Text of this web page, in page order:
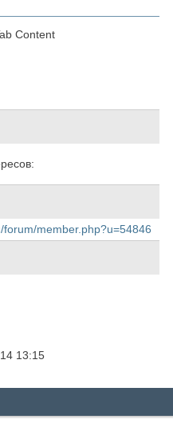
Content
forum/member.php?u=54846
13:15